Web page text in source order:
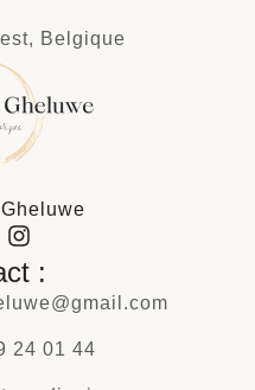
Belgique
:
24 01 44